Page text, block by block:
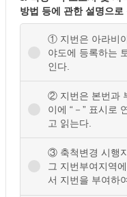
방법 등에 관한 설명으로
① 지번은 아라비
야도에 등록하는
인다.
② 지번은 본번과
이에 “－” 표시로
고 읽는다.
③ 축척변경 시행
그 지번부여지역
서 지번을 부여하